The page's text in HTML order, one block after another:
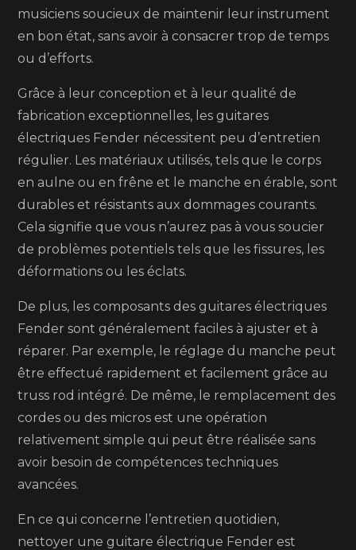
musiciens soucieux de maintenir leur instrument
en bon état, sans avoir à consacrer trop de temps
ou d’efforts.
Grâce à leur conception et à leur qualité de
fabrication exceptionnelles, les guitares
électriques Fender nécessitent peu d’entretien
régulier. Les matériaux utilisés, tels que le corps
en aulne ou en frêne et le manche en érable, sont
durables et résistants aux dommages courants.
Cela signifie que vous n’aurez pas à vous soucier
de problèmes potentiels tels que les fissures, les
déformations ou les éclats.
De plus, les composants des guitares électriques
Fender sont généralement faciles à ajuster et à
réparer. Par exemple, le réglage du manche peut
être effectué rapidement et facilement grâce au
truss rod intégré. De même, le remplacement des
cordes ou des micros est une opération
relativement simple qui peut être réalisée sans
avoir besoin de compétences techniques
avancées.
En ce qui concerne l’entretien quotidien,
nettoyer une guitare électrique Fender est